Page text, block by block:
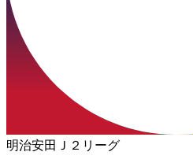
明治安田Ｊ２リーグ